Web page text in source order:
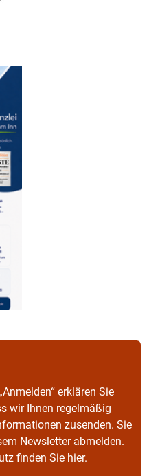
erklären Sie
wir Ihnen regelmäßig
zusenden. Sie
Newsletter abmelden.
finden Sie hier.